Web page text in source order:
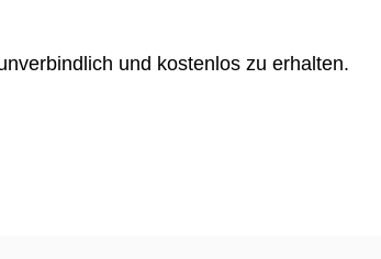
und kostenlos zu erhalten.